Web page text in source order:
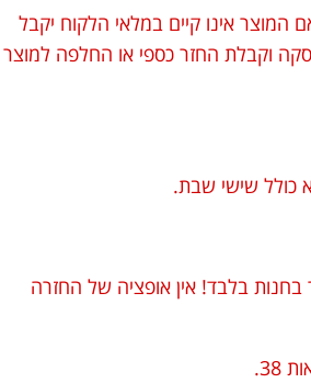
המוצר אינו קיים במלאי הלקוח יקבל
וקבלת החזר כספי או החלפה למוצר
בלבד! אין אופציה של החזרה